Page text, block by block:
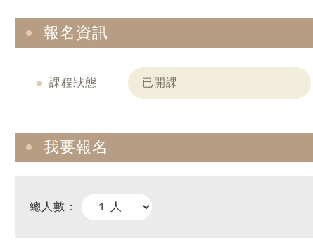
報名資訊
課程狀態 已開課
我要報名
總人數：